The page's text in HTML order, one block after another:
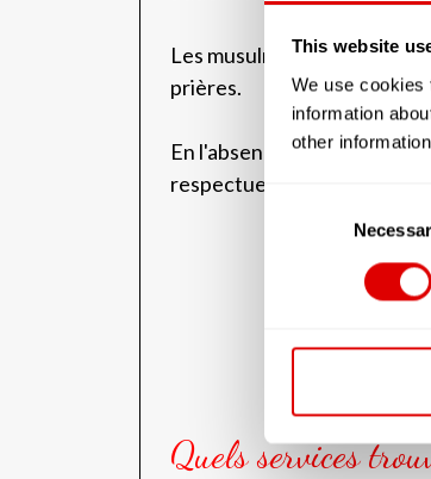
This website
We use cookies
information
other
Consent
Les musulmans, comme
prières.
En l'absence de maisons
respectueux de l'ensemble
Quels services